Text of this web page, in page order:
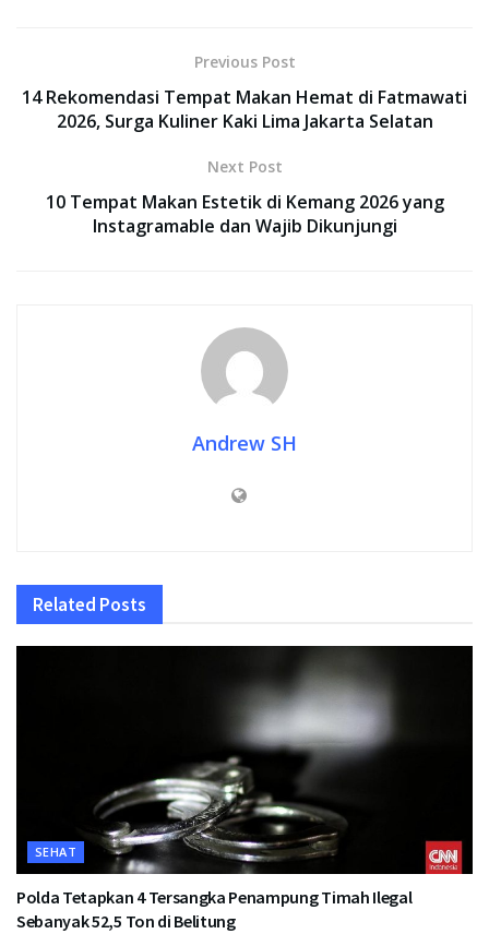
Previous Post
14 Rekomendasi Tempat Makan Hemat di Fatmawati
2026, Surga Kuliner Kaki Lima Jakarta Selatan
Next Post
10 Tempat Makan Estetik di Kemang 2026 yang
Instagramable dan Wajib Dikunjungi
Andrew SH
Related Posts
SEHAT
Polda Tetapkan 4 Tersangka Penampung Timah Ilegal
Sebanyak 52,5 Ton di Belitung